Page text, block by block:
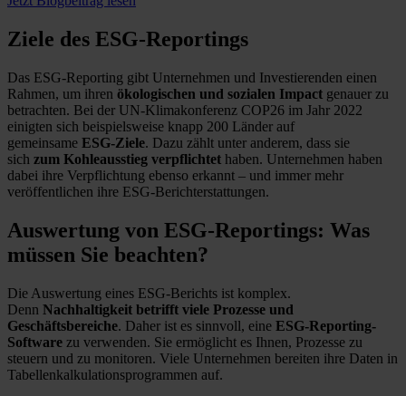
Ziele des ESG-Reportings
Das ESG-Reporting gibt Unternehmen und Investierenden einen
Rahmen, um ihren ökologischen und sozialen Impact genauer zu
betrachten. Bei der UN-Klimakonferenz COP26 im Jahr 2022
einigten sich beispielsweise knapp 200 Länder auf
gemeinsame ESG-Ziele. Dazu zählt unter anderem, dass sie
sich zum Kohleausstieg verpflichtet haben. Unternehmen haben
dabei ihre Verpflichtung ebenso erkannt – und immer mehr
veröffentlichen ihre ESG-Berichterstattungen.
Auswertung von ESG-Reportings: Was
müssen Sie beachten?
Die Auswertung eines ESG-Berichts ist komplex.
Denn Nachhaltigkeit betrifft viele Prozesse und
Geschäftsbereiche. Daher ist es sinnvoll, eine ESG-Reporting-
Software zu verwenden. Sie ermöglicht es Ihnen, Prozesse zu
steuern und zu monitoren. Viele Unternehmen bereiten ihre Daten in
Tabellenkalkulationsprogrammen auf.